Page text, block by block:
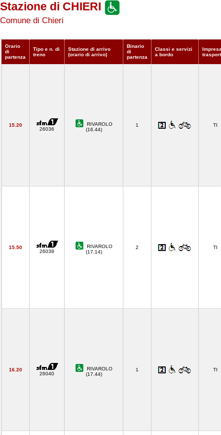
Stazione di CHIERI
Comune di Chieri
Orario
di
partenza
Tipo e n. di
treno
Stazione di arrivo
(orario di arrivo)
Binario
di
partenza
Classi e servizi
a bordo
15.20
26036
RIVAROLO
(16.44)
1 TI
15.50
26038
RIVAROLO
(17.14)
2 TI
16.20
26040
RIVAROLO
(17.44)
1 TI